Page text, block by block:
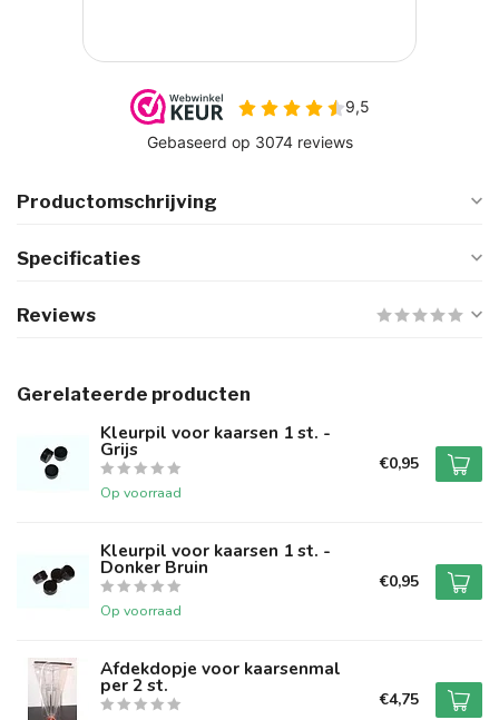
Productomschrijving
Specificaties
Reviews
Gerelateerde producten
Kleurpil voor kaarsen 1 st. -
Grijs
Op voorraad
€0,95
Kleurpil voor kaarsen 1 st. -
Donker Bruin
Op voorraad
€0,95
Afdekdopje voor kaarsenmal
per 2 st.
€4,75